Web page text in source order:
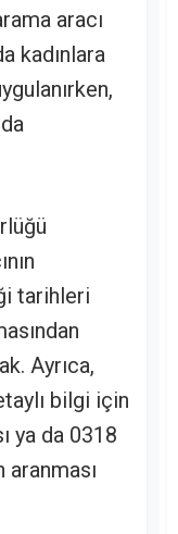
aracı
kadınlara
tarihleri
Ayrıca,
bilgi için
ya da 0318